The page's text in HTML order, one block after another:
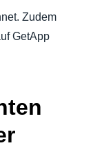
Zudem
GetApp